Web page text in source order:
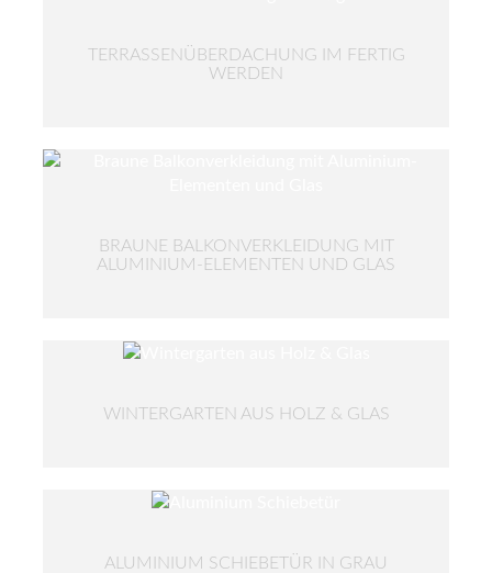
TERRASSENÜBERDACHUNG IM FERTIG
WERDEN
BRAUNE BALKONVERKLEIDUNG MIT
ALUMINIUM-ELEMENTEN UND GLAS
WINTERGARTEN AUS HOLZ & GLAS
ALUMINIUM SCHIEBETÜR IN GRAU